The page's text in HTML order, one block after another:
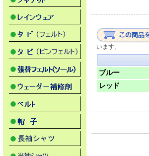
います。
ブルー
レッド